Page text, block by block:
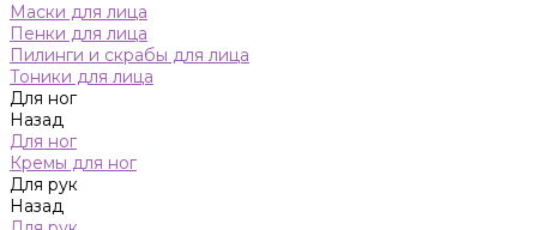
Маски для лица
Пенки для лица
Пилинги и скрабы для лица
Тоники для лица
Для ног
Назад
Для ног
Кремы для ног
Для рук
Назад